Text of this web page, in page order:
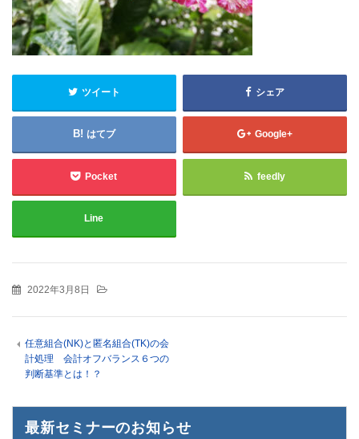
ツイート シェア
はてブ Google+
Pocket feedly
Line
2022年3月8日
任意組合(NK)と匿名組合(TK)の会
計処理 会計オフバランス６つの
判断基準とは！？
最新セミナーのお知らせ